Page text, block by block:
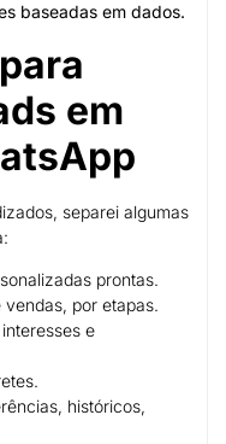
baseadas em dados.
em
separei algumas
prontas.
por etapas.
e
históricos,